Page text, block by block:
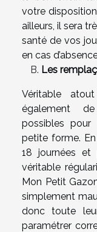
votre
ailleurs, il sera
santé de vos
en cas
Les
Véritable
également
possibles
petite forme. En
18 journées
véritable
Mon Petit
simplement
donc toute
paramétrer